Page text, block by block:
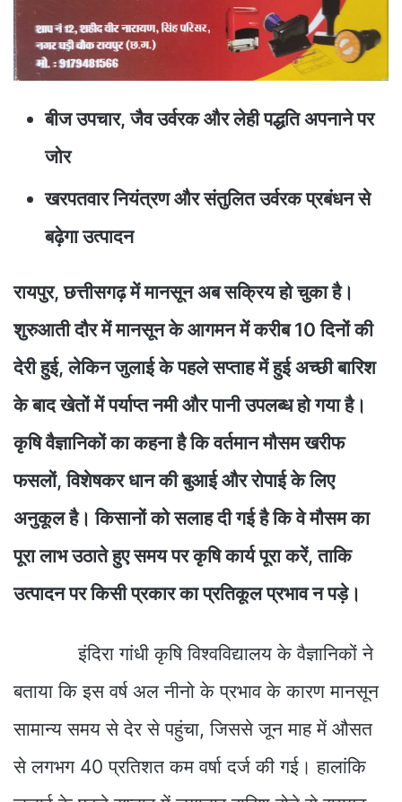
बीज उपचार, जैव उर्वरक और लेही पद्धति अपनाने पर
जोर
खरपतवार नियंत्रण और संतुलित उर्वरक प्रबंधन से
बढ़ेगा उत्पादन
रायपुर, छत्तीसगढ़ में मानसून अब सक्रिय हो चुका है।
शुरुआती दौर में मानसून के आगमन में करीब 10 दिनों की
देरी हुई, लेकिन जुलाई के पहले सप्ताह में हुई अच्छी बारिश
के बाद खेतों में पर्याप्त नमी और पानी उपलब्ध हो गया है।
कृषि वैज्ञानिकों का कहना है कि वर्तमान मौसम खरीफ
फसलों, विशेषकर धान की बुआई और रोपाई के लिए
अनुकूल है। किसानों को सलाह दी गई है कि वे मौसम का
पूरा लाभ उठाते हुए समय पर कृषि कार्य पूरा करें, ताकि
उत्पादन पर किसी प्रकार का प्रतिकूल प्रभाव न पड़े।
इंदिरा गांधी कृषि विश्वविद्यालय के वैज्ञानिकों ने
बताया कि इस वर्ष अल नीनो के प्रभाव के कारण मानसून
सामान्य समय से देर से पहुंचा, जिससे जून माह में औसत
से लगभग 40 प्रतिशत कम वर्षा दर्ज की गई। हालांकि